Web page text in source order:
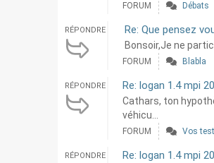
FORUM Débats
RÉPONDRE Re: Que pensez
Bonsoir,Je ne
FORUM Blabla
RÉPONDRE Re: logan 1.4 mpi
Cathars, ton
véhicu...
FORUM Vos
RÉPONDRE Re: logan 1.4 mpi